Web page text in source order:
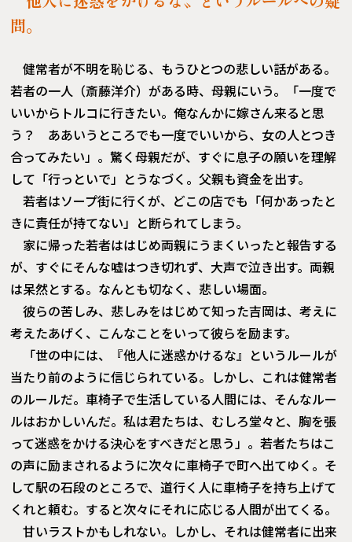
問。
健常者が不明を恥じる、もうひとつの悲しい話がある。
若者の一人（斎藤洋介）がある時、母親にいう。「一度で
いいからトルコに行きたい。俺なんかに嫁さん来ると思
う？ ああいうところでも一度でいいから、女の人とつき
合ってみたい」。驚く母親だが、すぐに息子の願いを理解
して「行っといで」とうなづく。父親も資金を出す。
若者はソープ街に行くが、どこの店でも「何かあったと
きに責任が持てない」と断られてしまう。
家に帰った若者ははじめ両親にうまくいったと報告する
が、すぐにそんな嘘はつき切れず、大声で泣き出す。両親
は呆然とする。なんとも切なく、悲しい場面。
彼らの苦しみ、悲しみをはじめて知った吉岡は、考えに
考えたあげく、こんなことをいって彼らを励ます。
「世の中には、『他人に迷惑かけるな』というルールが
当たり前のように信じられている。しかし、これは健常者
のルールだ。車椅子で生活している人間には、そんなルー
ルはおかしいんだ。私は君たちは、むしろ堂々と、胸を張
って迷惑をかける決心をすべきだと思う」。若者たちはこ
の声に励まされるように次々に車椅子で町へ出てゆく。そ
して駅の石段のところで、道行く人に車椅子を持ち上げて
くれと頼む。すると次々にそれに応じる人間が出てくる。
甘いラストかもしれない。しかし、それは健常者に出来